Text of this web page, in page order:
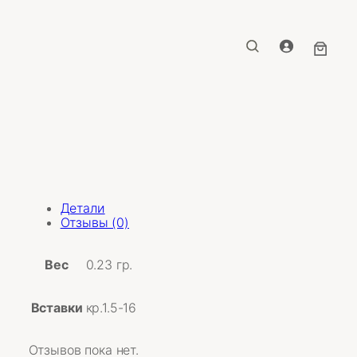
Детали
Отзывы (0)
Вес 0.23 гр.
Вставки кр.1.5-16
Отзывов пока нет.